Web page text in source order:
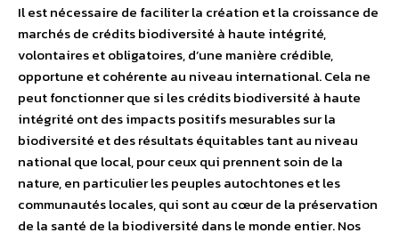
Il est nécessaire de faciliter la création et la croissance de
marchés de crédits biodiversité à haute intégrité,
volontaires et obligatoires, d’une manière crédible,
opportune et cohérente au niveau international. Cela ne
peut fonctionner que si les crédits biodiversité à haute
intégrité ont des impacts positifs mesurables sur la
biodiversité et des résultats équitables tant au niveau
national que local, pour ceux qui prennent soin de la
nature, en particulier les peuples autochtones et les
communautés locales, qui sont au cœur de la préservation
de la santé de la biodiversité dans le monde entier. Nos